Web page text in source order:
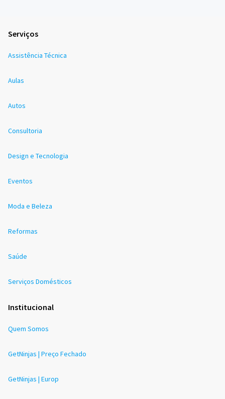
Serviços
Assistência Técnica
Aulas
Autos
Consultoria
Design e Tecnologia
Eventos
Moda e Beleza
Reformas
Saúde
Serviços Domésticos
Institucional
Quem Somos
GetNinjas | Preço Fechado
GetNinjas | Europ